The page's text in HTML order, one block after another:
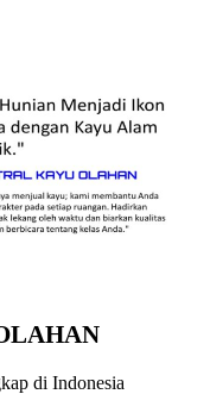
di Indonesia